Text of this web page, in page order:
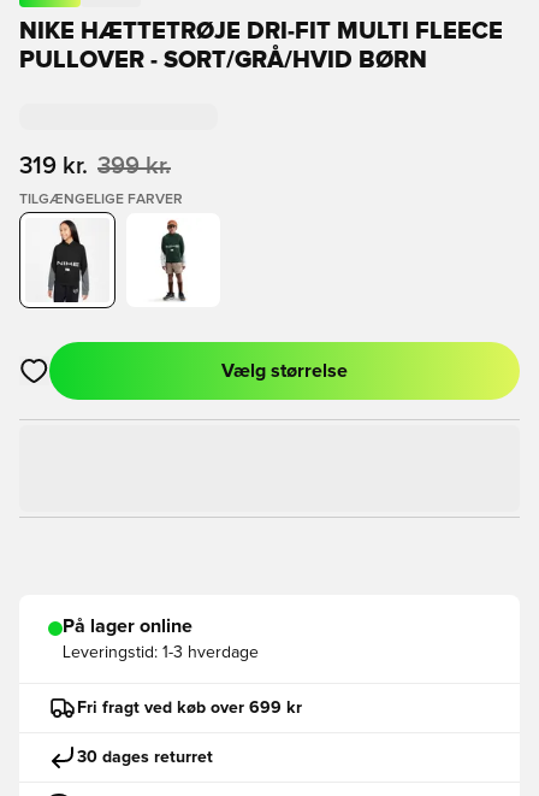
NIKE HÆTTETRØJE DRI-FIT MULTI FLEECE
PULLOVER - SORT/GRÅ/HVID BØRN
319 kr. 399 kr.
TILGÆNGELIGE FARVER
Åbner en Modal til at logge ind eller tilmelde dig som medlem
Vælg størrelse
På lager online
Leveringstid: 1-3 hverdage
Fri fragt ved køb over 699 kr
30 dages returret